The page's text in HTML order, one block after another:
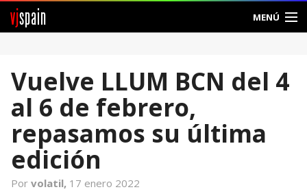
vjspain MENÚ
Foros
Noticias
Vjspain
Ayuda
Vuelve LLUM BCN del 4
al 6 de febrero,
repasamos su última
edición
Por volatil, 17 enero 2022